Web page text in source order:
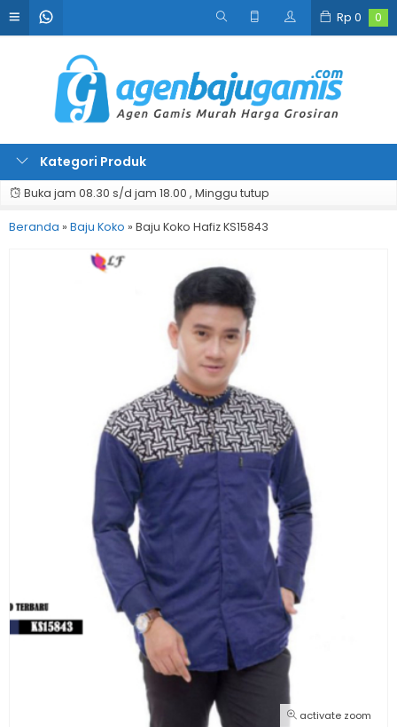
Rp 0 0
Kategori Produk
Buka jam 08.30 s/d jam 18.00 , Minggu tutup
Beranda » Baju Koko » Baju Koko Hafiz KS15843
activate zoom